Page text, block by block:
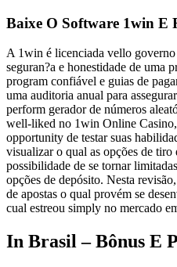
Baixe O Software 1win E
A 1win é licenciada vello
seguran?a e honestidade de uma
program confiável e guias de
uma auditoria anual para
perform gerador de números
well-liked no 1win Online Casino,
opportunity de testar suas
visualizar o qual as opções de
possibilidade de se tornar
opções de depósito. Nesta
de apostas o qual provém se
cual estreou simply no mercado
In Brasil – Bônus E